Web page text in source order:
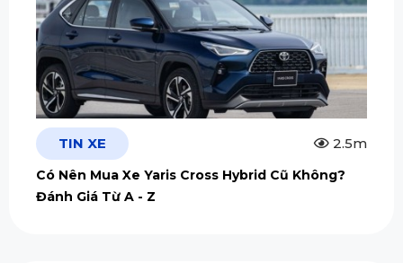
TIN XE 2.5m
Có Nên Mua Xe Yaris Cross Hybrid Cũ Không?
Đánh Giá Từ A - Z